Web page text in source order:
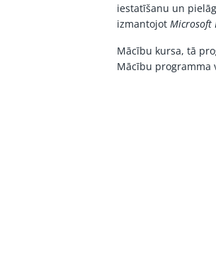
iestatīšanu un
izmantojot Microsoft
Mācību kursa, tā
Mācību programma